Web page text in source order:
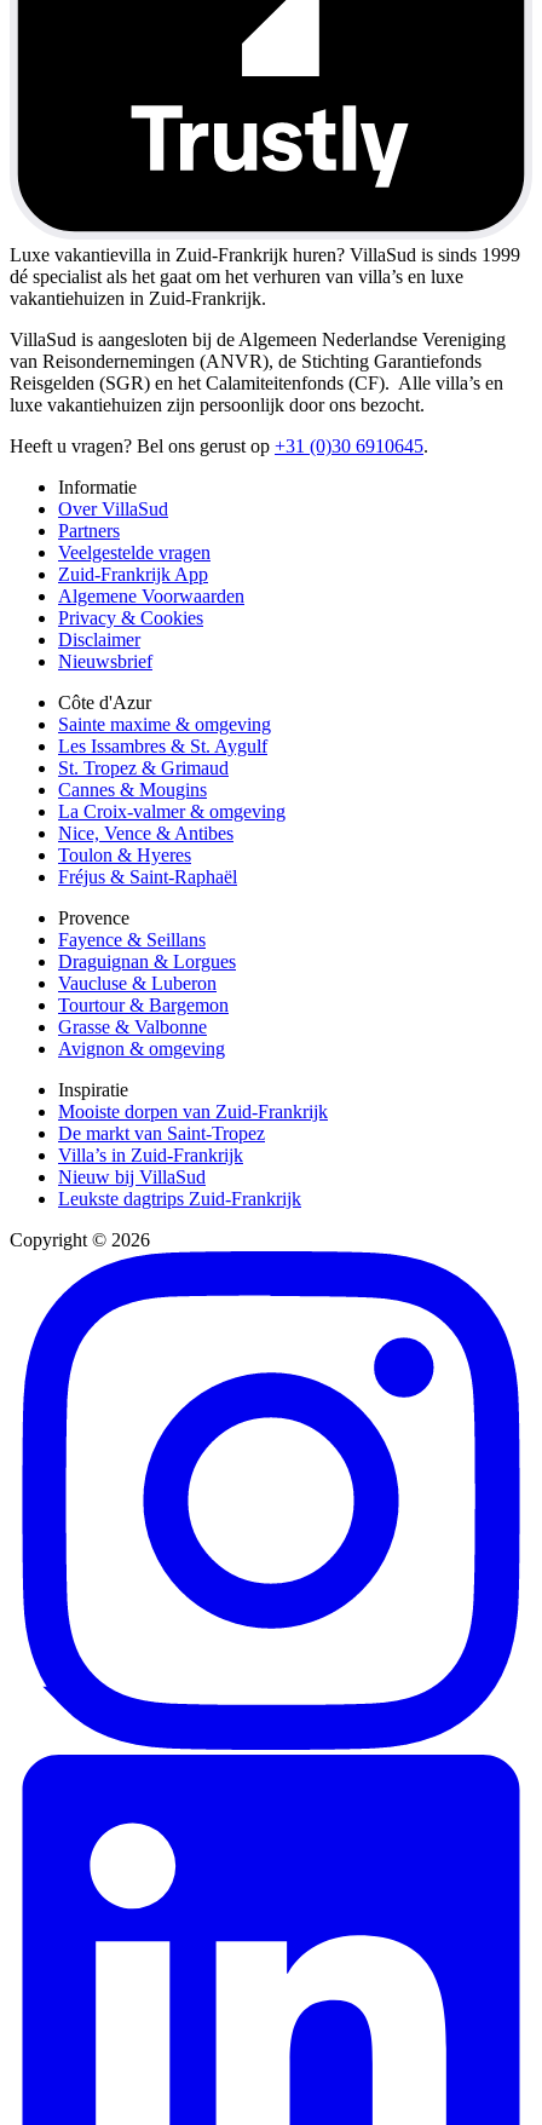
Luxe vakantievilla in Zuid-Frankrijk huren? VillaSud is sinds 1999
dé specialist als het gaat om het verhuren van villa’s en luxe
vakantiehuizen in Zuid-Frankrijk.
VillaSud is aangesloten bij de Algemeen Nederlandse Vereniging
van Reisondernemingen (ANVR), de Stichting Garantiefonds
Reisgelden (SGR) en het Calamiteitenfonds (CF). Alle villa’s en
luxe vakantiehuizen zijn persoonlijk door ons bezocht.
Heeft u vragen? Bel ons gerust op +31 (0)30 6910645.
Informatie
Over VillaSud
Partners
Veelgestelde vragen
Zuid-Frankrijk App
Algemene Voorwaarden
Privacy & Cookies
Disclaimer
Nieuwsbrief
Côte d'Azur
Sainte maxime & omgeving
Les Issambres & St. Aygulf
St. Tropez & Grimaud
Cannes & Mougins
La Croix-valmer & omgeving
Nice, Vence & Antibes
Toulon & Hyeres
Fréjus & Saint-Raphaël
Provence
Fayence & Seillans
Draguignan & Lorgues
Vaucluse & Luberon
Tourtour & Bargemon
Grasse & Valbonne
Avignon & omgeving
Inspiratie
Mooiste dorpen van Zuid-Frankrijk
De markt van Saint-Tropez
Villa’s in Zuid-Frankrijk
Nieuw bij VillaSud
Leukste dagtrips Zuid-Frankrijk
Copyright © 2026